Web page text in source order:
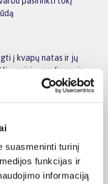
suasmeninti turinį
funkcijas ir
informaciją
į kvapų natas ir jų
vaisių, medienos ir
Dažniausiai
jaukiai atmosferai